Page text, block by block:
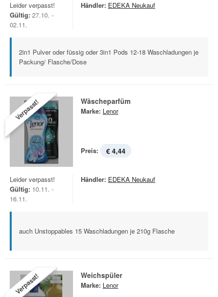
Leider verpasst!
Gültig: 27.10. -
02.11.
Händler: EDEKA Neukauf
2in1 Pulver oder füssig oder 3in1 Pods 12-18 Waschladungen je
Packung/ Flasche/Dose
Verpasst! Wäscheparfüm
Marke: Lenor
Preis: € 4,44
Leider verpasst!
Gültig: 10.11. -
16.11.
Händler: EDEKA Neukauf
auch Unstoppables 15 Waschladungen je 210g Flasche
Verpasst! Weichspüler
Marke: Lenor